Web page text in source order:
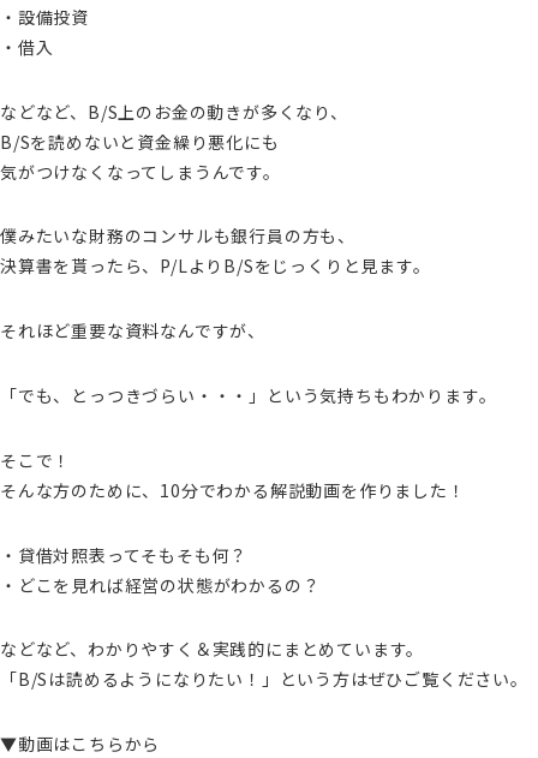
・設備投資
・借入
などなど、B/S上のお金の動きが多くなり、
B/Sを読めないと資金繰り悪化にも
気がつけなくなってしまうんです。
僕みたいな財務のコンサルも銀行員の方も、
決算書を貰ったら、P/LよりB/Sをじっくりと見ます。
それほど重要な資料なんですが、
「でも、とっつきづらい・・・」という気持ちもわかります。
そこで！
そんな方のために、10分でわかる解説動画を作りました！
・貸借対照表ってそもそも何？
・どこを見れば経営の状態がわかるの？
などなど、わかりやすく＆実践的にまとめています。
「B/Sは読めるようになりたい！」という方はぜひご覧ください。
▼動画はこちらから